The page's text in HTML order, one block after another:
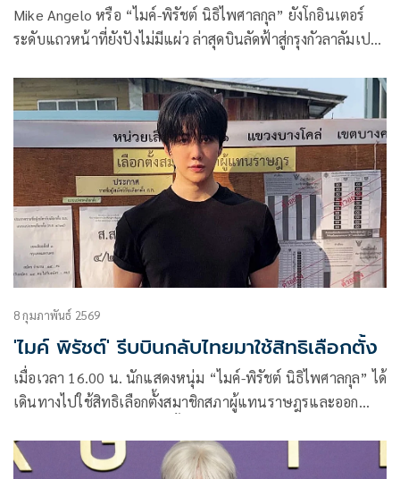
Mike Angelo หรือ “ไมค์-พิรัชต์ นิธิไพศาลกุล” ยังโกอินเตอร์
ระดับแถวหน้าที่ยังปังไม่มีแผ่ว ล่าสุดบินลัดฟ้าสู่กรุงกัวลาลัมเปอร์
KL เมื่อวันก่อน
8 กุมภาพันธ์ 2569
'ไมค์ พิรัชต์' รีบบินกลับไทยมาใช้สิทธิเลือกตั้ง
เมื่อเวลา 16.00 น. นักแสดงหนุ่ม “ไมค์-พิรัชต์ นิธิไพศาลกุล” ได้
เดินทางไปใช้สิทธิเลือกตั้งสมาชิกสภาผู้แทนราษฎรและออก